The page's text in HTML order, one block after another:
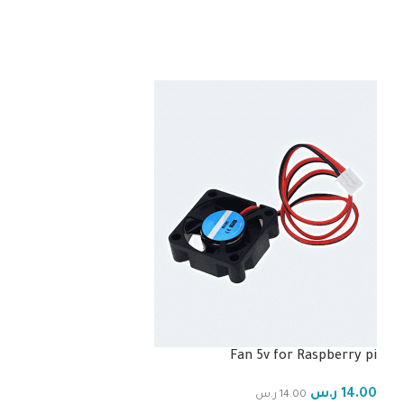
Fan 5v for Raspberry pi
14.00 ر.س 14.00 ر.س